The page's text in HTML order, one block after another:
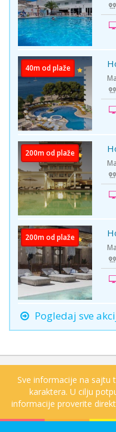
40m od plaže
200m od plaže
200m od plaže
Pogledaj sve
Sve informacije na sajtu
karaktera. U cilju
informacije proverite